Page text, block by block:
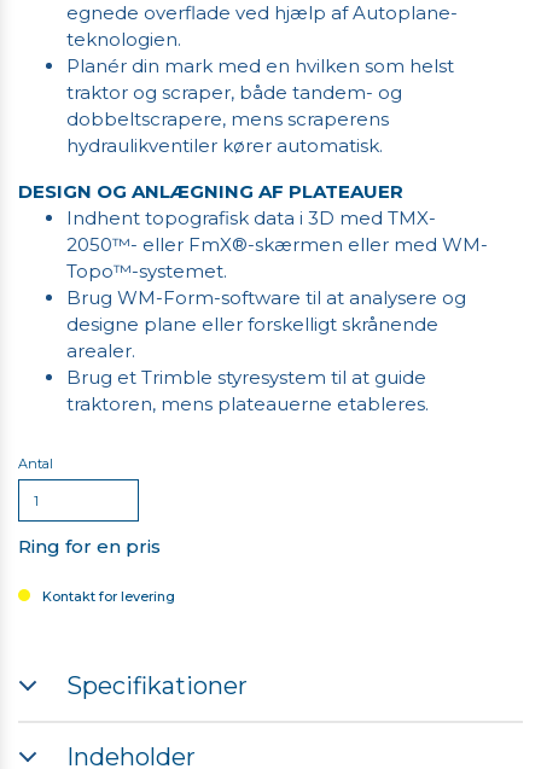
egnede overflade ved hjælp af Autoplane-
teknologien.
Planér din mark med en hvilken som helst
traktor og scraper, både tandem- og
dobbeltscrapere, mens scraperens
hydraulikventiler kører automatisk.
DESIGN OG ANLÆGNING AF PLATEAUER
Indhent topografisk data i 3D med TMX-
2050™- eller FmX®-skærmen eller med WM-
Topo™-systemet.
Brug WM-Form-software til at analysere og
designe plane eller forskelligt skrånende
arealer.
Brug et Trimble styresystem til at guide
traktoren, mens plateauerne etableres.
Antal
Ring for en pris
Kontakt for levering
Specifikationer
skrånende areal
Indeholder